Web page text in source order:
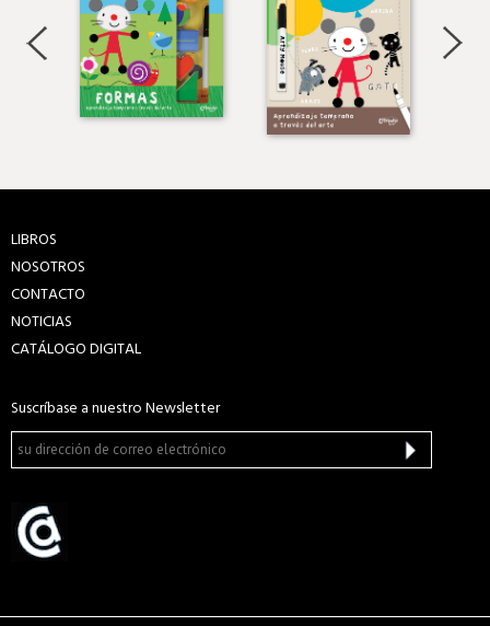
LIBROS
NOSOTROS
CONTACTO
NOTICIAS
CATÁLOGO DIGITAL
Suscríbase a nuestro Newsletter